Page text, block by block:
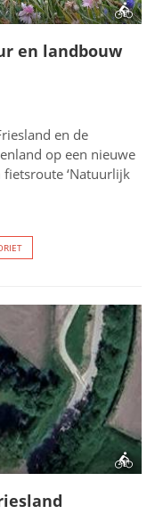
en landbouw
en de
op een nieuwe
‘Natuurlijk